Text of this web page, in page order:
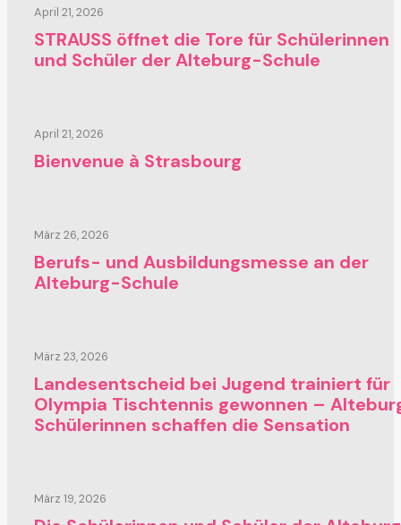
April 21, 2026
STRAUSS öffnet die Tore für Schülerinnen
und Schüler der Alteburg-Schule
April 21, 2026
Bienvenue à Strasbourg
März 26, 2026
Berufs- und Ausbildungsmesse an der
Alteburg-Schule
März 23, 2026
Landesentscheid bei Jugend trainiert für
Olympia Tischtennis gewonnen –
Schülerinnen schaffen die Sensation
März 19, 2026